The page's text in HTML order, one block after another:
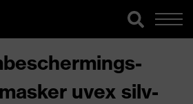
uvex silv-